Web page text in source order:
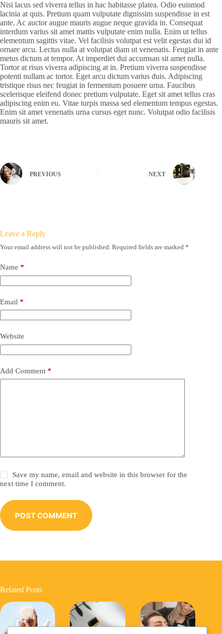
Nisi lacus sed viverra tellus in hac habitasse platea. Odio euismod
lacinia at quis. Pretium quam vulputate dignissim suspendisse in est
ante. Ac auctor augue mauris augue neque gravida in. Consequat
interdum varius sit amet mattis vulputate enim nulla. Enim ut tellus
elementum sagittis vitae. Vel facilisis volutpat est velit egestas dui id
ornare arcu. Lectus nulla at volutpat diam ut venenatis. Feugiat in ante
metus dictum at tempor. At imperdiet dui accumsan sit amet nulla.
Tortor at risus viverra adipiscing at in. Pretium viverra suspendisse
potenti nullam ac tortor. Eget arcu dictum varius duis. Adipiscing
tristique risus nec feugiat in fermentum posuere urna. Faucibus
scelerisque eleifend donec pretium vulputate. Eget sit amet tellus cras
adipiscing enim eu. Vitae turpis massa sed elementum tempus egestas.
Enim sit amet venenatis urna cursus eget nunc. Volutpat odio facilisis
mauris sit amet.
PREVIOUS NEXT
Leave a Reply
Your email address will not be published. Required fields are marked *
Name *
Email *
Website
Add Comment *
Save my name, email and website in this browser for the
next time I comment.
POST COMMENT
Related Posts